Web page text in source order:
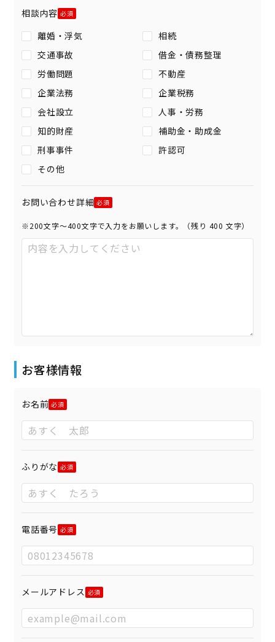
相談内容
離婚・浮気
相続
交通事故
借金・債務整理
労働問題
不動産
企業法務
企業税務
会社設立
人事・労務
知的財産
補助金・助成金
刑事事件
許認可
その他
お問い合わせ詳細
※200文字〜400文字で入力をお願いします。（残り 400 文字）
お客様情報
お名前
ふりがな
電話番号
メールアドレス